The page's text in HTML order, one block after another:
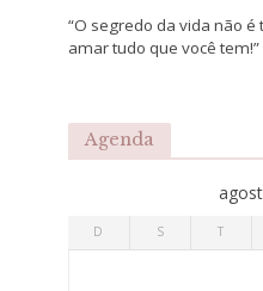
“O segredo da vida não
amar tudo que você
Agenda
D S T